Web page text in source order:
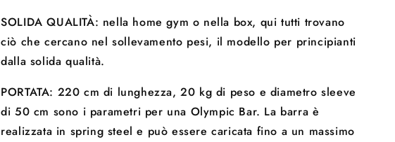
SOLIDA QUALITÀ: nella home gym o nella box, qui tutti trovano
ciò che cercano nel sollevamento pesi, il modello per principianti
dalla solida qualità.
PORTATA: 220 cm di lunghezza, 20 kg di peso e diametro sleeve
di 50 cm sono i parametri per una Olympic Bar. La barra è
realizzata in spring steel e può essere caricata fino a un massimo